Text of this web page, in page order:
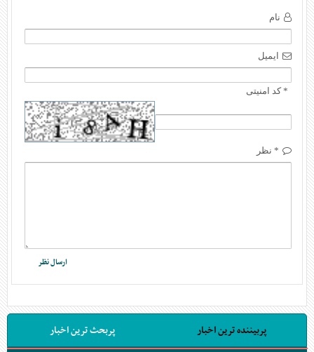
نام
ایمیل
* کد امنیتی
* نظر
پربیننده ترین اخبار پربحث ترین اخبار